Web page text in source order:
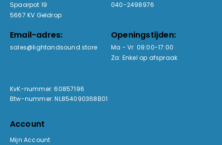
Spaarpot 19
5667 KV Geldrop
040-2498976
Email-adres:
sales@lightandsound.store
Openingstijden:
Ma - Vr: 09:00-17:00
Za: Enkel op afspraak
KvK-nummer: 60857196
Btw-nummer: NL854090368B01
Account
Mijn Account